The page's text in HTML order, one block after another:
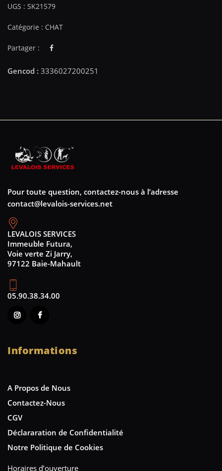
UGS : SK21579
Catégorie : CHAT
Partager :
Pour toute question, contactez-nous à l’adresse
contact@levalois-services.net
LEVALOIS SERVICES
Immeuble Futura,
Voie verte Zi Jarry,
97122 Baie-Mahault
05.90.38.34.00
Informations
A Propos de Nous
Contactez-Nous
CGV
Déclararation de Confidentialité
Notre Politique de Cookies
Horaires d’ouverture